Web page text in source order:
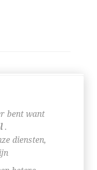
bent want
.
diensten,